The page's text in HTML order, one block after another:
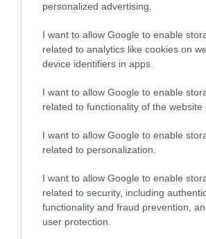
personalized advertising.
I want to allow Google to enable
related to analytics like cookies on
device identifiers in apps.
I want to allow Google to enable
related to functionality of the website
I want to allow Google to enable
related to personalization.
I want to allow Google to enable
related to security, including
functionality and fraud prevention,
user protection.
NÖVÉNYTERMESZTÉS
Jó és rossz hírek is érkeztek a
kertészetekből